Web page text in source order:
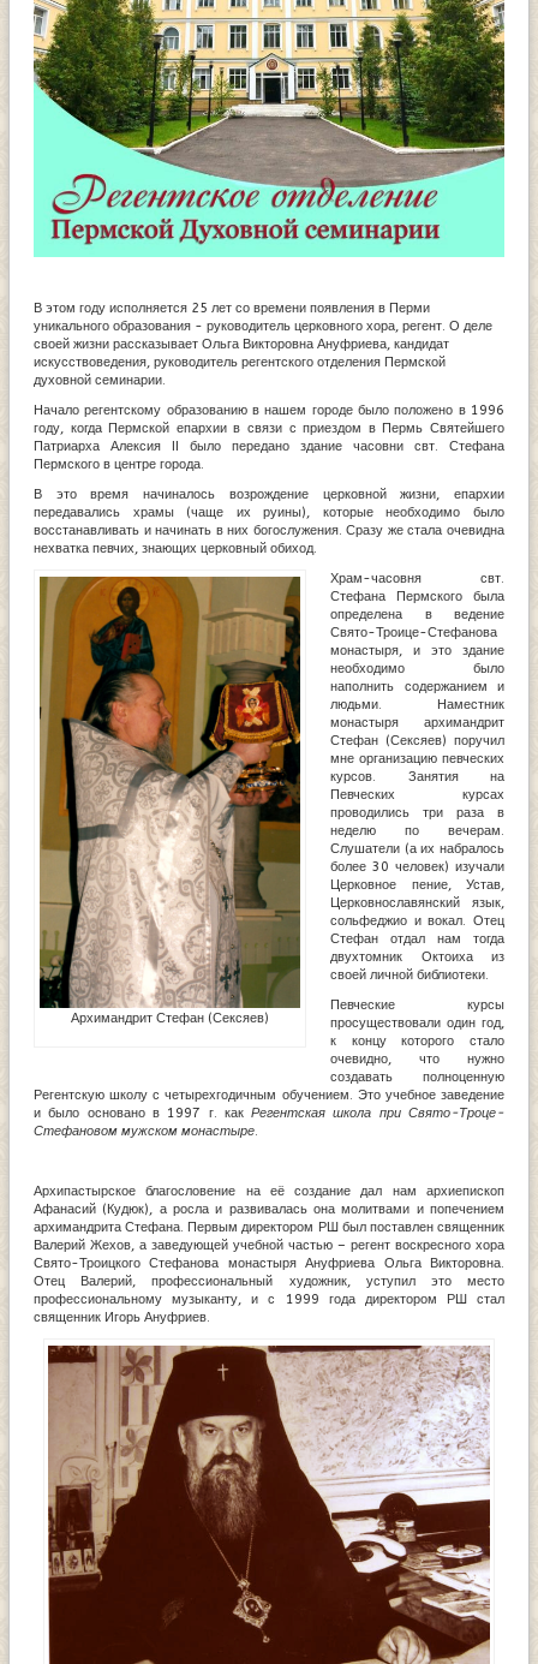
В этом году исполняется 25 лет со времени появления в Перми
уникального образования - руководитель церковного хора, регент. О деле
своей жизни рассказывает Ольга Викторовна Ануфриева, кандидат
искусствоведения, руководитель регентского отделения Пермской
духовной семинарии.
Начало регентскому образованию в нашем городе было положено в 1996
году, когда Пермской епархии в связи с приездом в Пермь Святейшего
Патриарха Алексия II было передано здание часовни свт. Стефана
Пермского в центре города.
В это время начиналось возрождение церковной жизни, епархии
передавались храмы (чаще их руины), которые необходимо было
восстанавливать и начинать в них богослужения. Сразу же стала очевидна
нехватка певчих, знающих церковный обиход.
Архимандрит Стефан (Сексяев)
Храм-часовня свт.
Стефана Пермского была
определена в ведение
Свято-Троице-Стефанова
монастыря, и это здание
необходимо было
наполнить содержанием и
людьми. Наместник
монастыря архимандрит
Стефан (Сексяев) поручил
мне организацию певческих
курсов. Занятия на
Певческих курсах
проводились три раза в
неделю по вечерам.
Слушатели (а их набралось
более 30 человек) изучали
Церковное пение, Устав,
Церковнославянский язык,
сольфеджио и вокал. Отец
Стефан отдал нам тогда
двухтомник Октоиха из
своей личной библиотеки.
Певческие курсы
просуществовали один год,
к концу которого стало
очевидно, что нужно
создавать полноценную
Регентскую школу с четырехгодичным обучением. Это учебное заведение
и было основано в 1997 г. какРегентская школа при Свято-Троце-
Стефановом мужском монастыре.
Архипастырское благословение на её создание дал нам архиепископ
Афанасий (Кудюк), а росла и развивалась она молитвами и попечением
архимандрита Стефана. Первым директором РШ был поставлен священник
Валерий Жехов, а заведующей учебной частью – регент воскресного хора
Свято-Троицкого Стефанова монастыря Ануфриева Ольга Викторовна.
Отец Валерий, профессиональный художник, уступил это место
профессиональному музыканту, и с 1999 года директором РШ стал
священник Игорь Ануфриев.